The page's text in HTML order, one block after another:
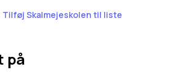
Tilføj Skalmejeskolen til liste
på